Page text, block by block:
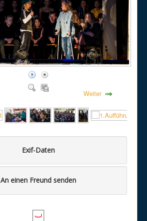
Weiter
Exif-Daten
An einen Freund senden